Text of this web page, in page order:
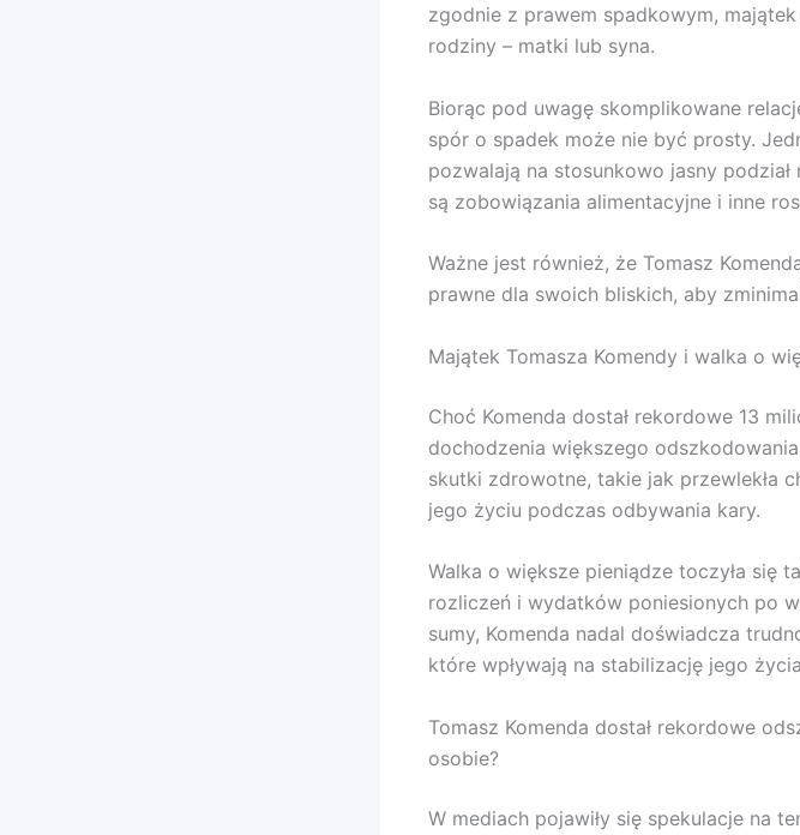
zgodnie z prawem spadkowym,
rodziny – matki lub syna.
Biorąc pod uwagę skomplikowane
spór o spadek może nie być prosty.
pozwalają na stosunkowo jasny
są zobowiązania alimentacyjne i inne
Ważne jest również, że Tomasz
prawne dla swoich bliskich, aby
Majątek Tomasza Komendy i walka o
Choć Komenda dostał rekordowe 13
dochodzenia większego
skutki zdrowotne, takie jak przewlekła
jego życiu podczas odbywania kary.
Walka o większe pieniądze toczyła się
rozliczeń i wydatków poniesionych po
sumy, Komenda nadal doświadcza
które wpływają na stabilizację jego
Tomasz Komenda dostał rekordowe
osobie?
W mediach pojawiły się spekulacje na